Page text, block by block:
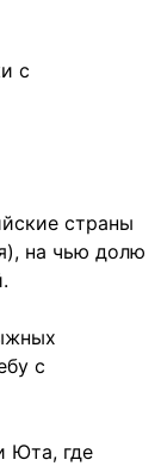
с
страны
на чью долю
с
Юта, где